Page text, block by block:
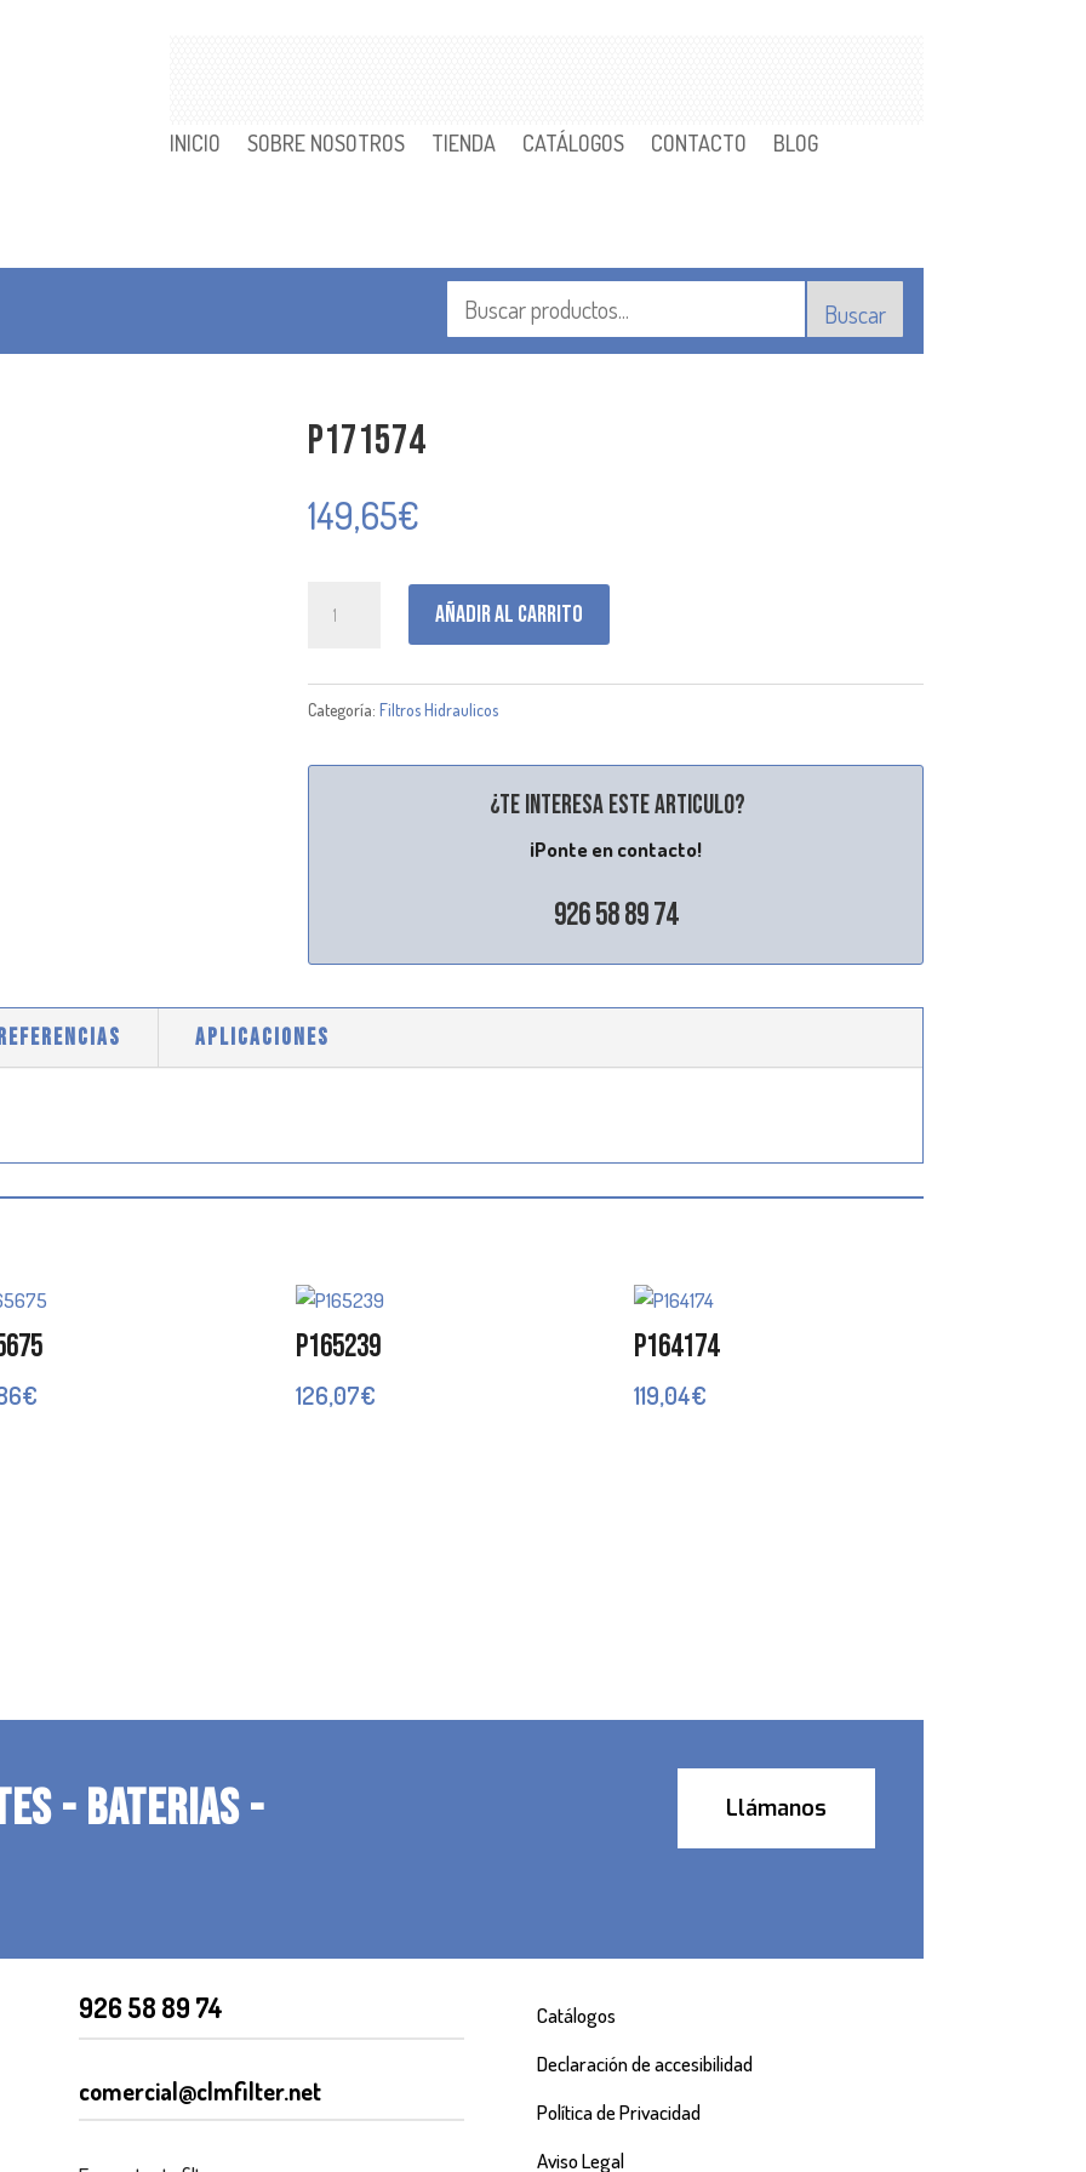
INICIO SOBRE NOSOTROS TIENDA CATÁLOGOS CONTACTO BLOG
Buscar
P171574
149,65€
Añadir al carrito
Categoría: Filtros Hidraulicos
¿Te interesa este articulo?
¡Ponte en contacto!
926 58 89 74
APLICACIONES
€
P165239
126,07€
P164174
119,04€
- BATERIAS -
Llámanos
926 58 89 74
comercial@clmfilter.net
Catálogos
Declaración de accesibilidad
Política de Privacidad
Aviso Legal